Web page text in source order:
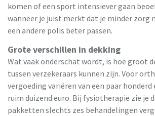
komen of een sport intensiever gaan
wanneer je juist merkt dat je minder zorg
een andere polis beter passen.
Grote verschillen in dekking
Wat vaak onderschat wordt, is hoe groot
tussen verzekeraars kunnen zijn. Voor
vergoeding variëren van een paar
ruim duizend euro. Bij fysiotherapie zie je
pakketten slechts zes behandelingen